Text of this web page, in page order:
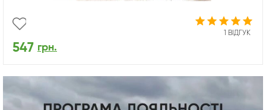
1 ВІДГУК
547 грн.